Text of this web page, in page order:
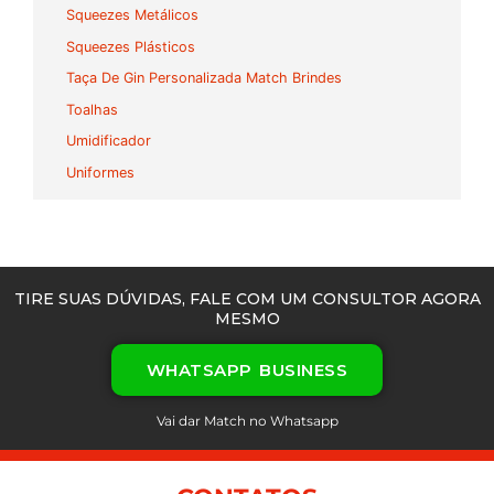
Squeezes Metálicos
Squeezes Plásticos
Taça De Gin Personalizada Match Brindes
Toalhas
Umidificador
Uniformes
TIRE SUAS DÚVIDAS, FALE COM UM CONSULTOR AGORA
MESMO
WHATSAPP BUSINESS
Vai dar Match no Whatsapp